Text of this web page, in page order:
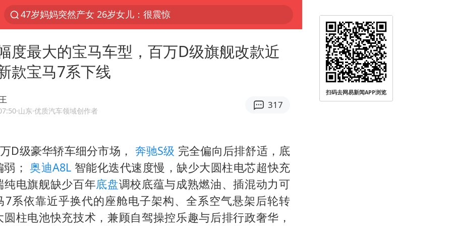
47岁妈妈突然产女 26岁女儿：很震惊
OpenAI为免费用户升级GPT-5.6 Luna
我国编制完成新版全月地质图
对话重庆地铁吐血女孩
巡查组提问 工作人员偷用手机查答案
代人信访被判寻衅滋事案被告人获国赔
现代版摸金校尉落网查获400多枚古币
消费新图景｜多举措提升消费体验 释放夏日经济活力
度最大的宝马车型，百万D级旗舰改款近
款宝马7系下线
·山东·优质汽车领域创作者
317
D级豪华轿车细分市场， 奔驰S级 完全偏向后排舒适，底
； 奥迪A8L 智能化迭代速度慢，缺少大圆柱电芯超快充
纯电旗舰缺少百年底盘调校底蕴与成熟燃油、插混动力可
7系依靠近乎换代的座舱电子架构、全系空气悬架后轮转
柱电池快充技术，兼顾自驾操控乐趣与后排行政奢华，
扫码去网易新闻APP浏览